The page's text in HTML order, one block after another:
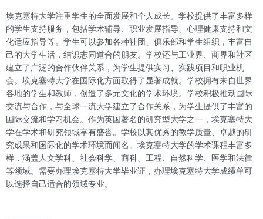
埃克塞特大学注重学生的全面发展和个人成长。学校提供了丰富多样
的学生支持服务，包括学术辅导、职业发展指导、心理健康支持和文
化适应指导等。学生可以参加各种社团、俱乐部和学生组织，丰富自
己的大学生活，结识志同道合的朋友。学校还与工业界、商界和社区
建立了广泛的合作伙伴关系，为学生提供实习、实践项目和职业机
会。埃克塞特大学在国际化方面取得了显著成就。学校拥有来自世界
各地的学生和教师，创造了多元文化的学术环境。学校积极推动国际
交流与合作，与全球一流大学建立了合作关系，为学生提供了丰富的
国际交流和学习机会。作为英国著名的研究型大学之一，埃克塞特大
学在学术和研究领域享有盛誉。学校以其优秀的教学质量、卓越的研
究成果和国际化的学术环境而闻名。埃克塞特大学的学术课程丰富多
样，涵盖人文学科、社会科学、商科、工程、自然科学、医学和法律
等领域。需要办理埃克塞特大学毕业证，办理埃克塞特大学成绩单可
以选择自己适合的领域专业。